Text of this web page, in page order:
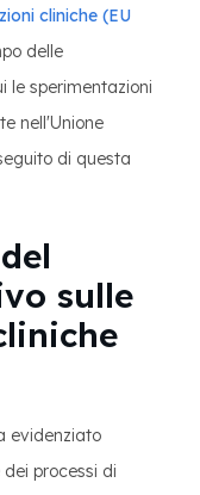
cliniche (EU
delle
le sperimentazioni
nell'Unione
di questa
sulle
evidenziato
processi di